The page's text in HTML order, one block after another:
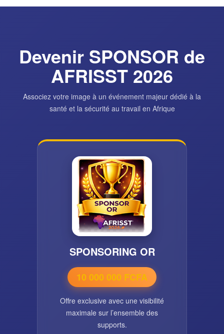
Devenir SPONSOR de
AFRISST 2026
Associez votre image à un événement majeur dédié à la
santé et la sécurité au travail en Afrique
SPONSORING OR
10 000 000 FCFA
Offre exclusive avec une visibilité
maximale sur l’ensemble des
supports.